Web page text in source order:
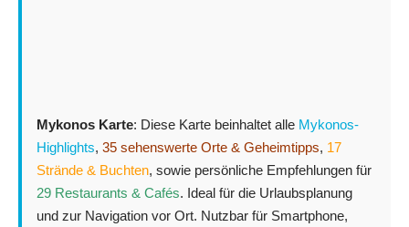
Mykonos Karte: Diese Karte beinhaltet alle Mykonos-
Highlights, 35 sehenswerte Orte & Geheimtipps, 17
Strände & Buchten, sowie persönliche Empfehlungen für
29 Restaurants & Cafés. Ideal für die Urlaubsplanung
und zur Navigation vor Ort. Nutzbar für Smartphone,